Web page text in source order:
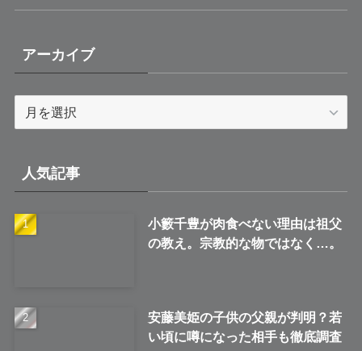
アーカイブ
ブ
人気記事
小籔千豊が肉食べない理由は祖父
の教え。宗教的な物ではなく…。
安藤美姫の子供の父親が判明？若
い頃に噂になった相手も徹底調査